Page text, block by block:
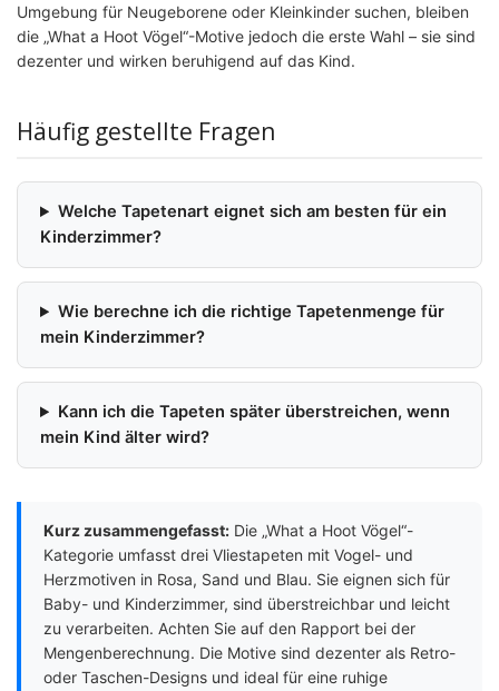
Umgebung für Neugeborene oder Kleinkinder suchen, bleiben
die „What a Hoot Vögel“-Motive jedoch die erste Wahl – sie sind
dezenter und wirken beruhigend auf das Kind.
Häufig gestellte Fragen
Welche Tapetenart eignet sich am besten für ein
Kinderzimmer?
Wie berechne ich die richtige Tapetenmenge für
mein Kinderzimmer?
Kann ich die Tapeten später überstreichen, wenn
mein Kind älter wird?
Kurz zusammengefasst: Die „What a Hoot Vögel“-
Kategorie umfasst drei Vliestapeten mit Vogel- und
Herzmotiven in Rosa, Sand und Blau. Sie eignen sich für
Baby- und Kinderzimmer, sind überstreichbar und leicht
zu verarbeiten. Achten Sie auf den Rapport bei der
Mengenberechnung. Die Motive sind dezenter als Retro-
oder Taschen-Designs und ideal für eine ruhige